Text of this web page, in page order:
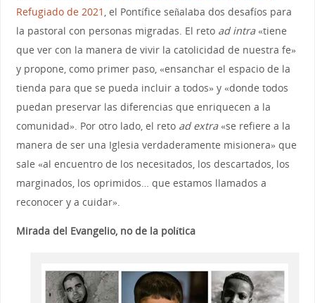
Refugiado de 2021 , el Pontífice señalaba dos desafíos para
la pastoral con personas migradas. El reto ad intra«tiene
que ver con la manera de vivir la catolicidad de nuestra fe»
y propone, como primer paso, «ensanchar el espacio de la
tienda para que se pueda incluir a todos» y «donde todos
puedan preservar las diferencias que enriquecen a la
comunidad». Por otro lado, el reto ad extra«se refiere a la
manera de ser una Iglesia verdaderamente misionera» que
sale «al encuentro de los necesitados, los descartados, los
marginados, los oprimidos… que estamos llamados a
reconocer y a cuidar».
Mirada del Evangelio, no de la política